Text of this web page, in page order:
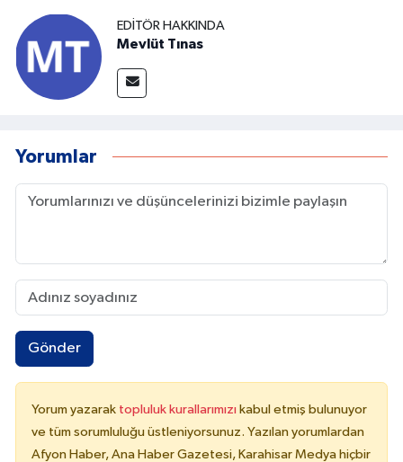
EDITÖR HAKKINDA
Mevlüt Tınas
Yorumlar
Gönder
Yorum yazarak topluluk kurallarımızı kabul etmiş bulunuyor
ve tüm sorumluluğu üstleniyorsunuz. Yazılan yorumlardan
Afyon Haber, Ana Haber Gazetesi, Karahisar Medya hiçbir